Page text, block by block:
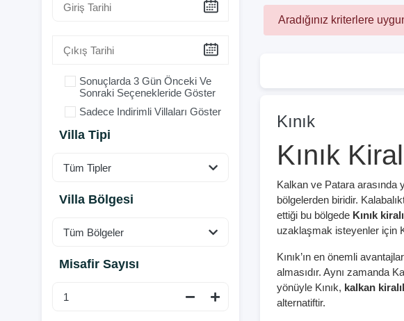
Sonuçlarda 3 Gün Önceki Ve
Sonraki Seçenekleride Göster
Sadece Indirimli Villaları Göster
Villa Tipi
Villa Bölgesi
Misafir Sayısı
Aradığınız kriterlere
Kınık
Kınık
Kalkan ve Patara arasında
bölgelerden biridir.
ettiği bu bölgede Kınık
uzaklaşmak isteyenler için
Kınık’ın en önemli
almasıdır. Aynı zamanda
yönüyle Kınık, kalkan
alternatiftir.